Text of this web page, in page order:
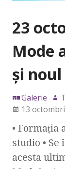
23
Mode
şi
Galerie
13
•
studio •
acesta